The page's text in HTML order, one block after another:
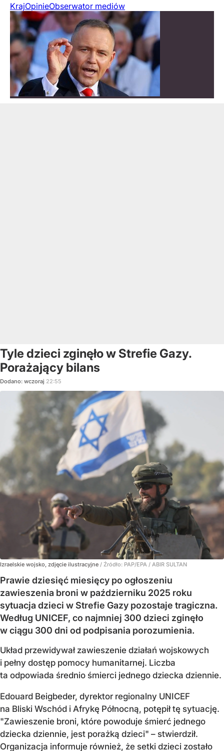
KrajOpinieObserwator mediów
Tyle dzieci zginęło w Strefie Gazy.
Porażający bilans
Dodano: wczoraj 22:55
Izraelskie wojsko, zdjęcie ilustracyjne / Źródło: PAP/EPA / ABIR SULTAN
Prawie dziesięć miesięcy po ogłoszeniu
zawieszenia broni w październiku 2025 roku
sytuacja dzieci w Strefie Gazy pozostaje tragiczna.
Według UNICEF, co najmniej 300 dzieci zginęło
w ciągu 300 dni od podpisania porozumienia.
Układ przewidywał zawieszenie działań wojskowych
i pełny dostęp pomocy humanitarnej. Liczba
ta odpowiada średnio śmierci jednego dziecka dziennie.
Edouard Beigbeder, dyrektor regionalny UNICEF
na Bliski Wschód i Afrykę Północną, potępił tę sytuację.
"Zawieszenie broni, które powoduje śmierć jednego
dziecka dziennie, jest porażką dzieci" – stwierdził.
Organizacja informuje również, że setki dzieci zostało